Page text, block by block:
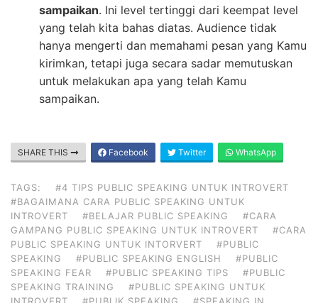
sampaikan. Ini level tertinggi dari keempat level
yang telah kita bahas diatas. Audience tidak
hanya mengerti dan memahami pesan yang Kamu
kirimkan, tetapi juga secara sadar memutuskan
untuk melakukan apa yang telah Kamu
sampaikan.
SHARE THIS Facebook Twitter WhatsApp
TAGS:
#4 TIPS PUBLIC SPEAKING UNTUK INTROVERT
#BAGAIMANA CARA PUBLIC SPEAKING UNTUK
INTROVERT
#BELAJAR PUBLIC SPEAKING
#CARA
GAMPANG PUBLIC SPEAKING UNTUK INTROVERT
#CARA
PUBLIC SPEAKING UNTUK INTORVERT
#PUBLIC
SPEAKING
#PUBLIC SPEAKING ENGLISH
#PUBLIC
SPEAKING FEAR
#PUBLIC SPEAKING TIPS
#PUBLIC
SPEAKING TRAINING
#PUBLIC SPEAKING UNTUK